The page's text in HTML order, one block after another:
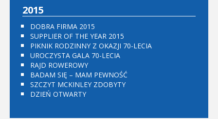
2015
DOBRA FIRMA 2015
SUPPLIER OF THE YEAR 2015
PIKNIK RODZINNY Z OKAZJI 70-LECIA
UROCZYSTA GALA 70-LECIA
RAJD ROWEROWY
BADAM SIĘ – MAM PEWNOŚĆ
SZCZYT MCKINLEY ZDOBYTY
DZIEŃ OTWARTY